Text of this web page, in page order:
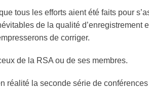
tous les efforts aient été faits pour
de la qualité d’enregistrement
de corriger.
de la RSA ou de ses membres.
réalité la seconde série de